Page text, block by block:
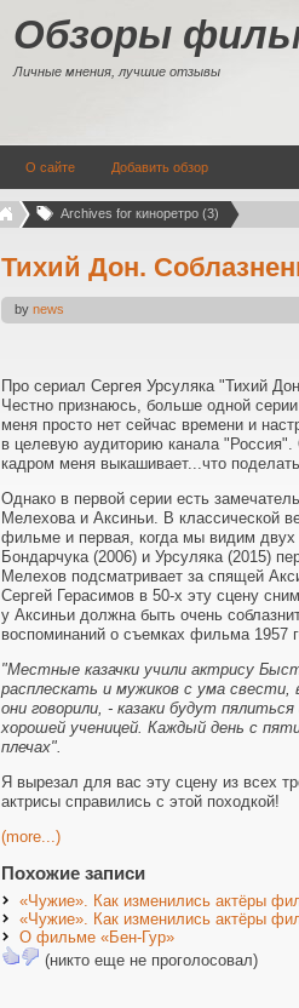
Обзоры
Личные мнения, лучшие отзывы
О сайте Добавить обзор
Archives for киноретро (3)
Тихий Дон.
by news
Про сериал Сергея Урсуляка "Тихий
Честно признаюсь, больше одной
меня просто нет сейчас времени и
в целевую аудиторию канала
кадром меня выкашивает...что
Однако в первой серии есть
Мелехова и Аксиньи. В классической
фильме и первая, когда мы видим
Бондарчука (2006) и Урсуляка (2015)
Мелехов подсматривает за спящей
Сергей Герасимов в 50-х эту сцену
у Аксиньи должна быть очень
воспоминаний о съемках фильма 1957
"Местные казачки учили актрису
расплескать и мужиков с ума свести,
они говорили, - казаки будут
хорошей ученицей. Каждый день с
плечах".
Я вырезал для вас эту сцену из всех
актрисы справились с этой походкой!
(more...)
Похожие записи
«Чужие». Как изменились актёры
«Чужие». Как изменились актёры
О фильме «Бен-Гур»
(никто еще не проголосовал)